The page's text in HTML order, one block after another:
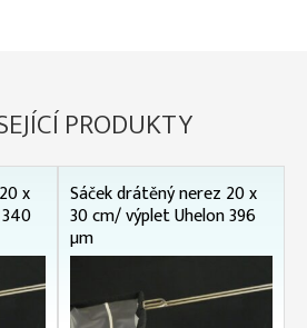
PRODUKTY
x Sáček drátěný nerez 20 x
30 cm/ výplet Uhelon 396
µm